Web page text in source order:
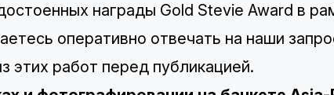
награды Gold Stevie Award в
оперативно отвечать на наши
этих работ перед публикацией.